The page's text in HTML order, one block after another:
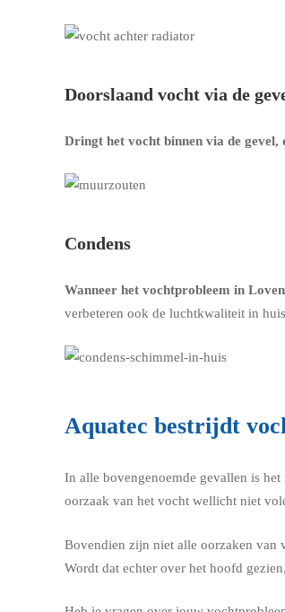
Doorslaand vocht via de
Dringt het vocht binnen via de gevel,
Condens
Wanneer het vochtprobleem in
verbeteren ook de luchtkwaliteit in
Aquatec bestrijdt
In alle bovengenoemde gevallen is
oorzaak van het vocht wellicht niet
Bovendien zijn niet alle oorzaken van
Wordt dat echter over het hoofd